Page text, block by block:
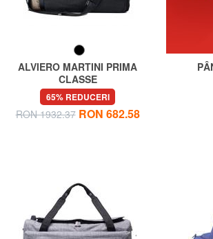
ALVIERO MARTINI PRIMA
CLASSE
WORK WAY Geanta de voiaj
65% REDUCERI
RON 1932.37 RON 682.58